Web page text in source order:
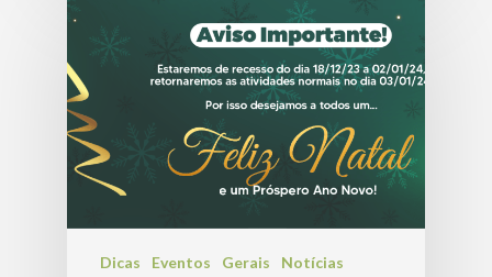
Dicas Eventos Gerais
Notícias